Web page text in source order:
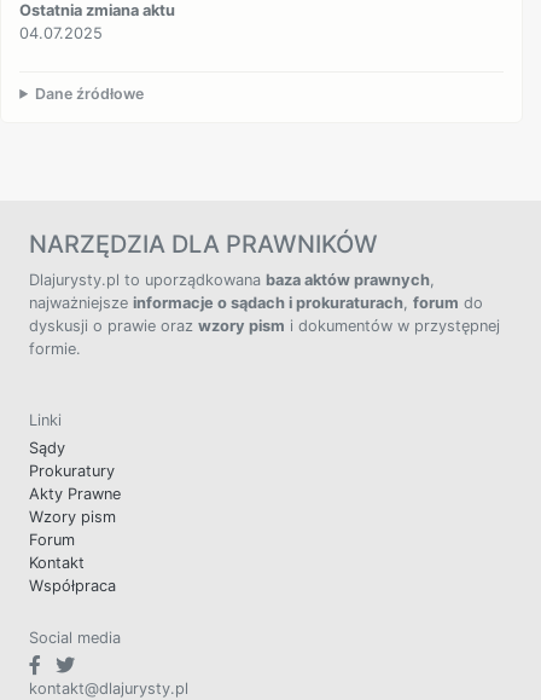
Ostatnia zmiana aktu
04.07.2025
Dane źródłowe
NARZĘDZIA DLA PRAWNIKÓW
Dlajurysty.pl to uporządkowana baza aktów prawnych,
najważniejsze informacje o sądach i prokuraturach, forum do
dyskusji o prawie oraz wzory pism i dokumentów w przystępnej
formie.
Linki
Sądy
Prokuratury
Akty Prawne
Wzory pism
Forum
Kontakt
Współpraca
Social media
kontakt@dlajurysty.pl